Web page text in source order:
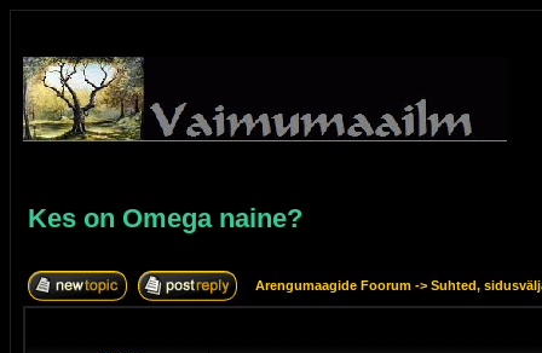
Kes on Omega naine?
Arengumaagide Foorum -> Suhted,